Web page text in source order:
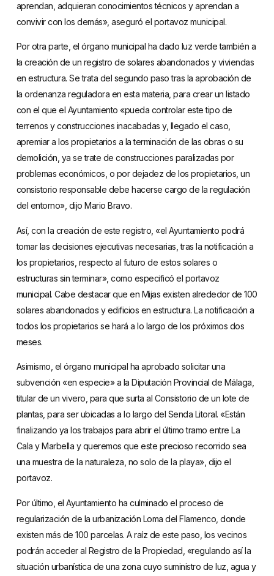
aprendan, adquieran conocimientos técnicos y aprendan a
convivir con los demás», aseguró el portavoz municipal.
Por otra parte, el órgano municipal ha dado luz verde también a
la creación de un registro de solares abandonados y viviendas
en estructura. Se trata del segundo paso tras la aprobación de
la ordenanza reguladora en esta materia, para crear un listado
con el que el Ayuntamiento «pueda controlar este tipo de
terrenos y construcciones inacabadas y, llegado el caso,
apremiar a los propietarios a la terminación de las obras o su
demolición, ya se trate de construcciones paralizadas por
problemas económicos, o por dejadez de los propietarios, un
consistorio responsable debe hacerse cargo de la regulación
del entorno», dijo Mario Bravo.
Así, con la creación de este registro, «el Ayuntamiento podrá
tomar las decisiones ejecutivas necesarias, tras la notificación a
los propietarios, respecto al futuro de estos solares o
estructuras sin terminar», como especificó el portavoz
municipal. Cabe destacar que en Mijas existen alrededor de 100
solares abandonados y edificios en estructura. La notificación a
todos los propietarios se hará a lo largo de los próximos dos
meses.
Asimismo, el órgano municipal ha aprobado solicitar una
subvención «en especie» a la Diputación Provincial de Málaga,
titular de un vivero, para que surta al Consistorio de un lote de
plantas, para ser ubicadas a lo largo del Senda Litoral. «Están
finalizando ya los trabajos para abrir el último tramo entre La
Cala y Marbella y queremos que este precioso recorrido sea
una muestra de la naturaleza, no solo de la playa», dijo el
portavoz.
Por último, el Ayuntamiento ha culminado el proceso de
regularización de la urbanización Loma del Flamenco, donde
existen más de 100 parcelas. A raíz de este paso, los vecinos
podrán acceder al Registro de la Propiedad, «regulando así la
situación urbanística de una zona cuyo suministro de luz, agua y